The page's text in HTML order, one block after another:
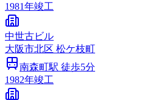
1981年竣工
中世古ビル
大阪市北区 松ケ枝町
南森町駅 徒歩5分
1982年竣工